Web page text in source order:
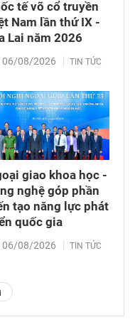
tế võ cổ truyền
Nam lần thứ IX -
Lai năm 2026
06/08/2026 TIN TỨC
giao khoa học -
nghệ góp phần
tạo năng lực phát
quốc gia
06/08/2026 TIN TỨC